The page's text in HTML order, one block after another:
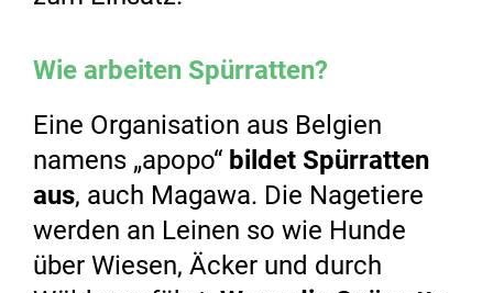
Wie arbeiten Spürratten?
Eine Organisation aus Belgien
namens „apopo“ bildet Spürratten
aus, auch Magawa. Die Nagetiere
werden an Leinen so wie Hunde
über Wiesen, Äcker und durch